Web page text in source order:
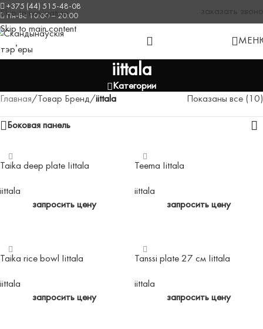
Skip to navigation
Skip to main content
+375 (44) 515-48-08
Пн-Вс 10:00 – 20:00
заказать
iittala
Категории
Главная/ Товар Бренд/iittala Показаны все (10)
Боковая панель
Taika deep plate Iittala
iittala
запросить цену
Teema Iittala
iittala
запросить цену
Taika rice bowl Iittala
iittala
запросить цену
Tanssi plate 27 см Iittala
iittala
запросить цену